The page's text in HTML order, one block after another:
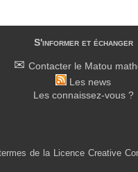
S'informer et échanger
Contacter le Matou
Les news
Les connaissez-vous ?
de la Licence Creative